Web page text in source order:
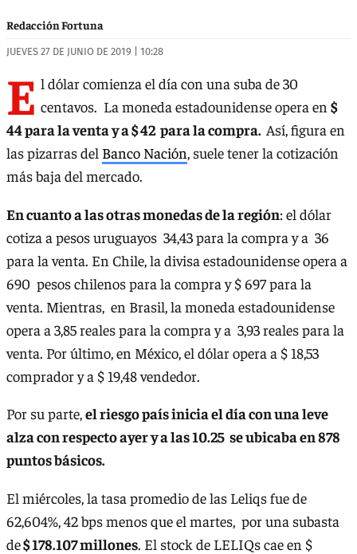
Redacción Fortuna
JUEVES 27 DE JUNIO DE 2019 | 10:28
E l dólar comienza el día con una suba de 30
centavos. La moneda estadounidense opera en $
44 para la venta y a $ 42 para la compra. Así, figura en
las pizarras del Banco Nación, suele tener la cotización
más baja del mercado.
En cuanto a las otras monedas de la región: el dólar
cotiza a pesos uruguayos 34,43 para la compra y a 36
para la venta. En Chile, la divisa estadounidense opera a
690 pesos chilenos para la compra y $ 697 para la
venta. Mientras, en Brasil, la moneda estadounidense
opera a 3,85 reales para la compra y a 3,93 reales para la
venta. Por último, en México, el dólar opera a $ 18,53
comprador y a $ 19,48 vendedor.
Por su parte,el riesgo país inicia el día con una leve
alza con respecto ayer y a las 10.25 se ubicaba en 878
puntos básicos.
El miércoles, la tasa promedio de las Leliqs fue de
62,604%, 42 bps menos que el martes, por una subasta
de$ 178.107 millones. El stock de LELIQs cae en $